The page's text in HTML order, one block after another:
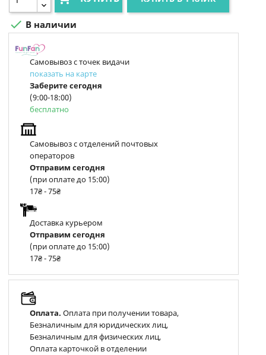
 В наличии
Самовывоз с точек видачи
показать на карте
Заберите сегодня
(9:00-18:00)
бесплатно
Самовывоз с отделений почтовых
операторов
Отправим сегодня
(при оплате до 15:00)
17₴ - 75₴
Доставка курьером
Отправим сегодня
(при оплате до 15:00)
17₴ - 75₴
Оплата. Оплата при получении товара,
Безналичным для юридических лиц,
Безналичным для физических лиц,
Оплата карточкой в отделении